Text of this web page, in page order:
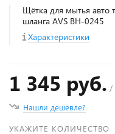
Щётка для мытья авто
шланга AVS BH-0245
Характеристики
1 345 руб. /
Нашли дешевле?
УКАЖИТЕ КОЛИЧЕСТВО